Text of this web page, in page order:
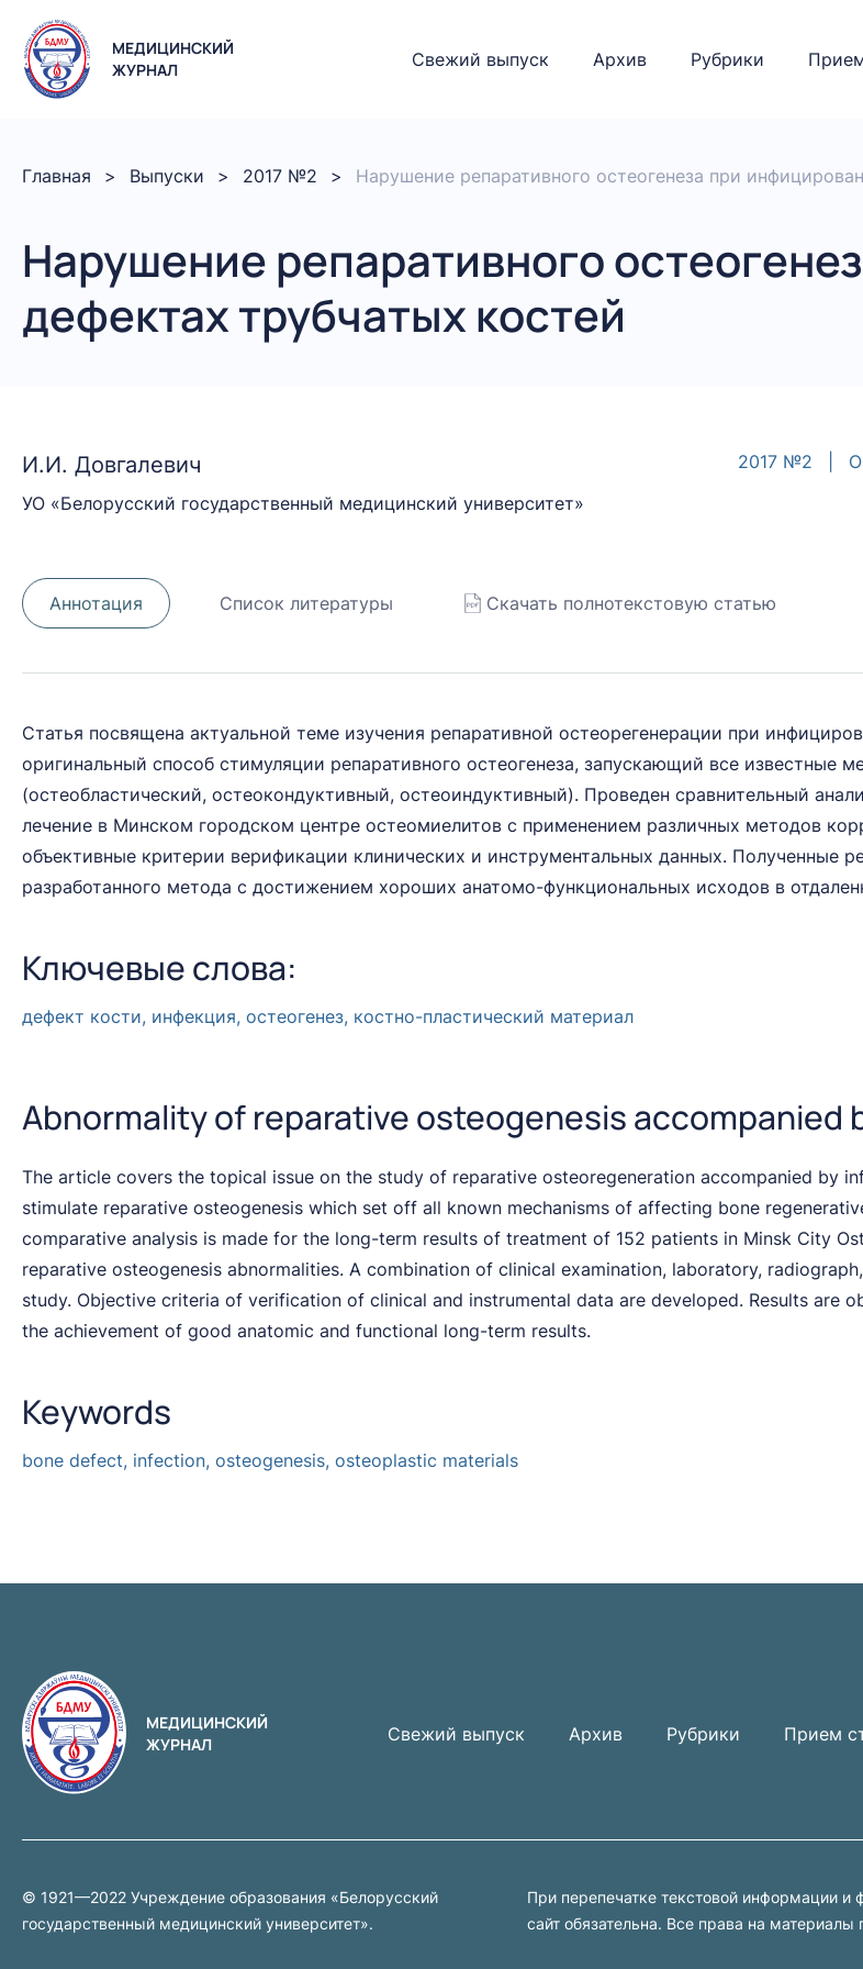
МЕДИЦИНСКИЙ
ЖУРНАЛ
Свежий выпуск Архив Рубрики
Главная Выпуски 2017 №2 Нарушение репаративного остеогенеза при
Нарушение репаративного
дефектах трубчатых костей
И.И. Довгалевич
УО «Белорусский государственный медицинский университет»
2017 №2
Аннотация Список литературы Скачать полнотекстовую статью
Статья посвящена актуальной теме изучения репаративной остеорегенерации при
оригинальный способ стимуляции репаративного остеогенеза, запускающий все известные
(остеобластический, остеокондуктивный, остеоиндуктивный). Проведен сравнительный
лечение в Минском городском центре остеомиелитов с применением различных методов
объективные критерии верификации клинических и инструментальных данных. Полученные
разработанного метода с достижением хороших анатомо-функциональных исходов в
Ключевые слова:
дефект кости, инфекция, остеогенез, костно-пластический материал
Abnormality of reparative osteogenesis accompanied
The article covers the topical issue on the study of reparative osteoregeneration accompanied by
stimulate reparative osteogenesis which set off all known mechanisms of affecting bone
comparative analysis is made for the long-term results of treatment of 152 patients in Minsk City
reparative osteogenesis abnormalities. A combination of clinical examination, laboratory,
study. Objective criteria of verification of clinical and instrumental data are developed. Results
the achievement of good anatomic and functional long-term results.
Keywords
bone defect, infection, osteogenesis, osteoplastic materials
МЕДИЦИНСКИЙ
ЖУРНАЛ
Свежий выпуск Архив Рубрики Прием
© 1921—2022 Учреждение образования «Белорусский
государственный медицинский университет».
При перепечатке текстовой информации и
сайт обязательна. Все права на